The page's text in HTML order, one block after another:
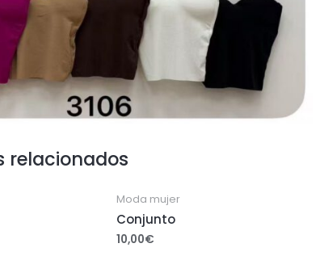
relacionados
Moda mujer
Conjunto
10,00€